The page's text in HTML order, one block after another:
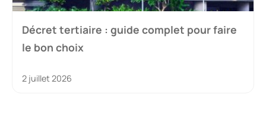
Décret tertiaire : guide complet pour faire
le bon choix
2 juillet 2026